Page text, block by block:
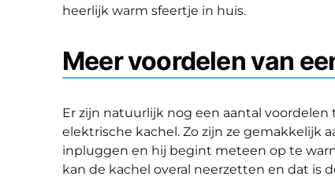
heerlijk warm sfeertje in huis.
Meer voordelen van
Er zijn natuurlijk nog een aantal
elektrische kachel. Zo zijn ze gemakkelijk
inpluggen en hij begint meteen op te
kan de kachel overal neerzetten en dat is